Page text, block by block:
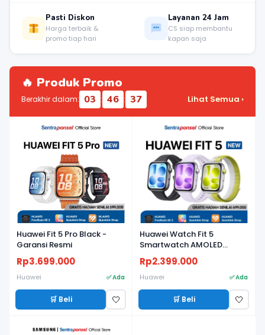
Pasti Diskon
Harga terbaik &
promo tiap hari
Layanan 24 Jam
CS siap membantu
kapan saja
🔥 Produk Promo
Berakhir dalam: 03 : 46 : 37 Lihat Semua ›
Huawei Fit 5 Pro Black -
Garansi Resmi
Rp3.699.000
Huawei ✅ Ada
🛒 Beli 🤍
Huawei Watch Fit 5
Smartwatch AMOLED
Ringan, Baterai Tahan
Lama, Fitness & Health
Tracker - Garansi Resmi
Rp2.399.000
Huawei ✅ Ada
🛒 Beli 🤍